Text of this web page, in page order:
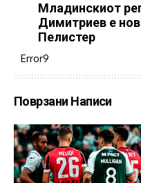
Младинскиот
Димитриев е
Пелистер
Error9
Поврзани Написи